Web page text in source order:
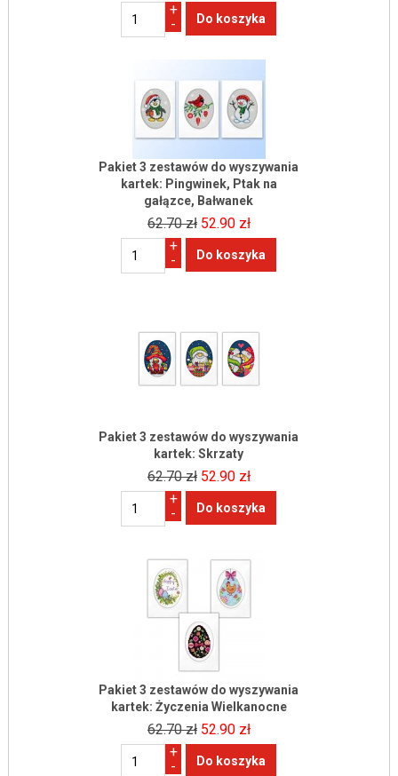
+
-
Pakiet 3 zestawów do wyszywania
kartek: Pingwinek, Ptak na
gałązce, Bałwanek
62.70 zł 52.90 zł
+
-
Pakiet 3 zestawów do wyszywania
kartek: Skrzaty
62.70 zł 52.90 zł
+
-
Pakiet 3 zestawów do wyszywania
kartek: Życzenia Wielkanocne
62.70 zł 52.90 zł
+
-